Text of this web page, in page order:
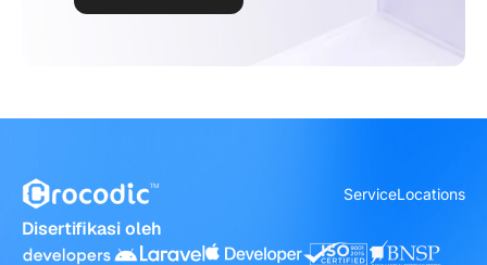
ServiceLocations
Disertifikasi oleh